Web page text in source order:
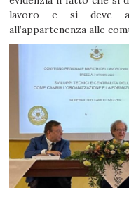
lavoro e si deve
all’appartenenza alle